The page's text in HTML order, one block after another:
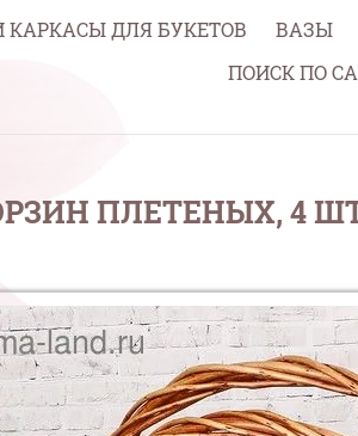
КАРКАСЫ ДЛЯ БУКЕТОВ
ВАЗЫ
ПОИСК ПО
ПЛЕТЕНЫХ, 4 ШТ,